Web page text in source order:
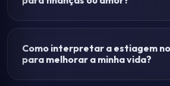
Como interpretar a estiagem
para melhorar a minha vida?